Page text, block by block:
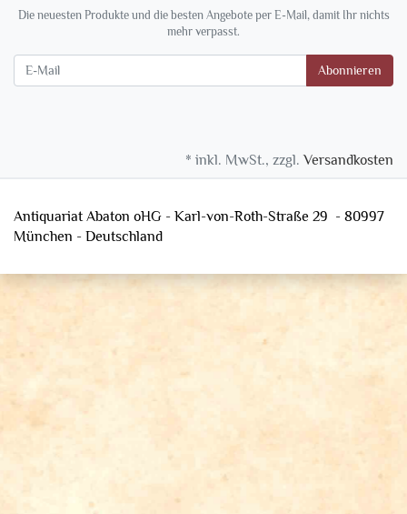
Die neuesten Produkte und die besten Angebote per E-Mail, damit Ihr nichts
mehr verpasst.
Abonnieren
* inkl. MwSt., zzgl.Versandkosten
Antiquariat Abaton oHG - Karl-von-Roth-Straße 29 - 80997
München - Deutschland